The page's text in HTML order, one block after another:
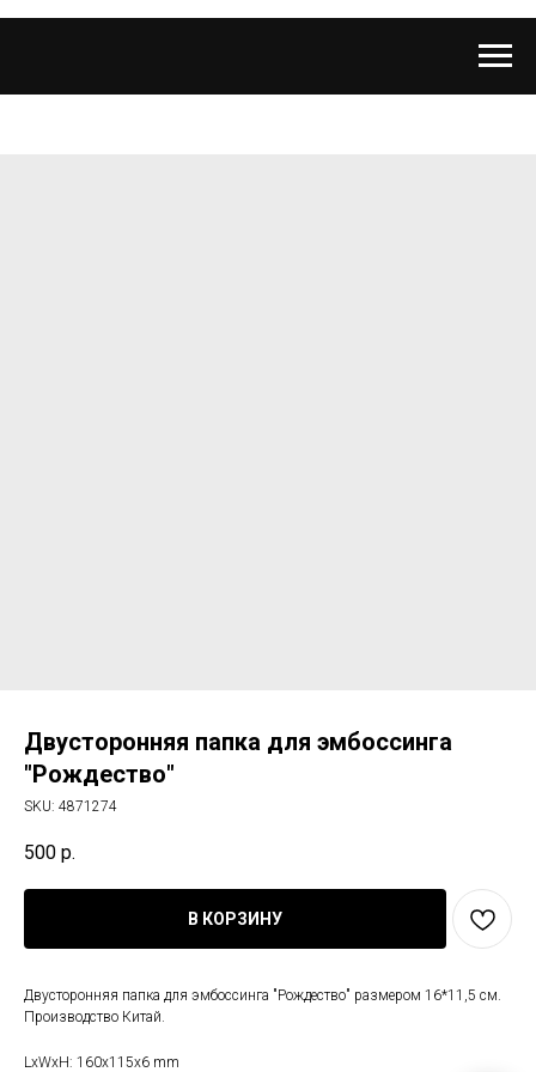
Двусторонняя папка для эмбоссинга
"Рождество"
SKU: 4871274
500 р.
В КОРЗИНУ
Двусторонняя папка для эмбоссинга "Рождество" размером 16*11,5 см.
Производство Китай.
LxWxH: 160x115x6 mm